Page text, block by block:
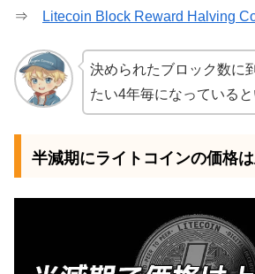
⇒ Litecoin Block Reward Halving
決められたブロック数に
たい4年毎になっている
半減期にライトコインの価格